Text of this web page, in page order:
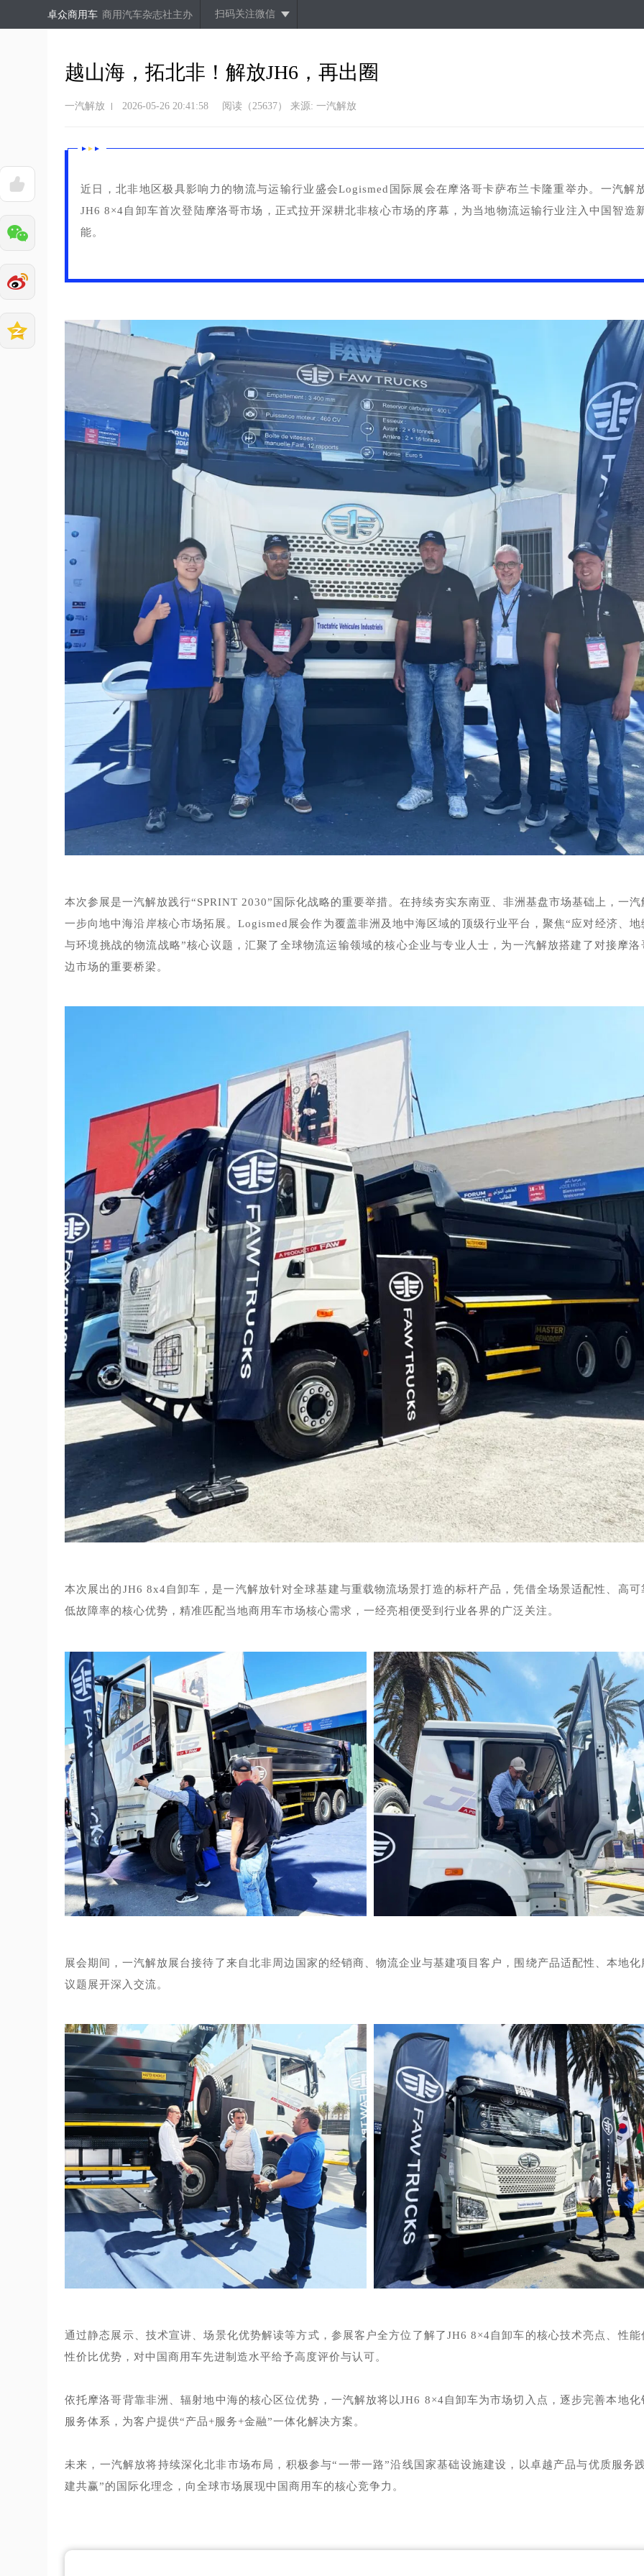
卓众商用车 商用汽车杂志社主办 扫码关注微信
越山海，拓北非！解放JH6，再出圈
一汽解放 2026-05-26 20:41:58 阅读（25637） 来源: 一汽解放
近日，北非地区极具影响力的物流与运输行业盛会Logismed国际展会在摩洛哥卡萨布兰卡隆重举办。一汽解
JH6 8×4自卸车首次登陆摩洛哥市场，正式拉开深耕北非核心市场的序幕，为当地物流运输行业注入中国智造
能。
本次参展是一汽解放践行“SPRINT 2030”国际化战略的重要举措。在持续夯实东南亚、非洲基盘市场基础上，一汽
一步向地中海沿岸核心市场拓展。Logismed展会作为覆盖非洲及地中海区域的顶级行业平台，聚焦“应对经济、地
与环境挑战的物流战略”核心议题，汇聚了全球物流运输领域的核心企业与专业人士，为一汽解放搭建了对接摩洛
边市场的重要桥梁。
本次展出的JH6 8x4自卸车，是一汽解放针对全球基建与重载物流场景打造的标杆产品，凭借全场景适配性、高可
低故障率的核心优势，精准匹配当地商用车市场核心需求，一经亮相便受到行业各界的广泛关注。
展会期间，一汽解放展台接待了来自北非周边国家的经销商、物流企业与基建项目客户，围绕产品适配性、本地化
议题展开深入交流。
通过静态展示、技术宣讲、场景化优势解读等方式，参展客户全方位了解了JH6 8×4自卸车的核心技术亮点、性能
性价比优势，对中国商用车先进制造水平给予高度评价与认可。
依托摩洛哥背靠非洲、辐射地中海的核心区位优势，一汽解放将以JH6 8×4自卸车为市场切入点，逐步完善本地化
服务体系，为客户提供“产品+服务+金融”一体化解决方案。
未来，一汽解放将持续深化北非市场布局，积极参与“一带一路”沿线国家基础设施建设，以卓越产品与优质服务
建共赢”的国际化理念，向全球市场展现中国商用车的核心竞争力。